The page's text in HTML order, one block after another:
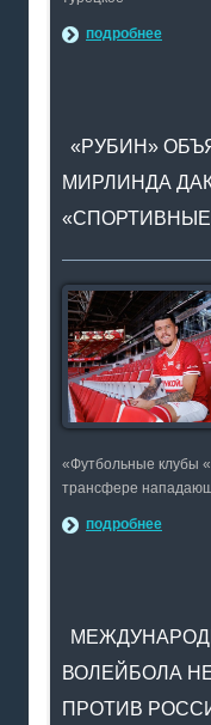
подробнее
«РУБИН»
МИРЛИНДА
«Футбольные клубы
трансфере
подробнее
ВОЛЕЙБОЛА
ПРОТИВ